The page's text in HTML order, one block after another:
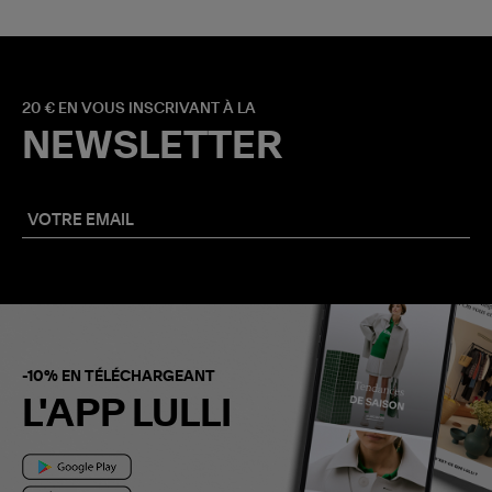
20 € EN VOUS INSCRIVANT À LA
NEWSLETTER
-10% EN TÉLÉCHARGEANT
L'APP LULLI